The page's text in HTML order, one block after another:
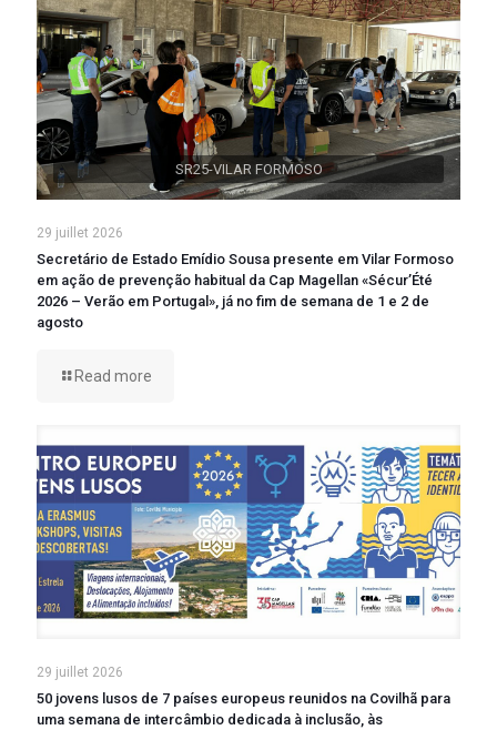
SR25-VILAR FORMOSO
29 juillet 2026
Secretário de Estado Emídio Sousa presente em Vilar Formoso
em ação de prevenção habitual da Cap Magellan «Sécur’Été
2026 – Verão em Portugal», já no fim de semana de 1 e 2 de
agosto
Read more
29 juillet 2026
50 jovens lusos de 7 países europeus reunidos na Covilhã para
uma semana de intercâmbio dedicada à inclusão, às